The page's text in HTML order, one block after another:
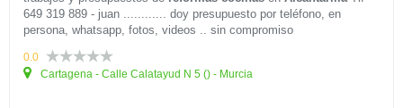
649 319 889 - juan ............ doy presupuesto por teléfono, en
persona, whatsapp, fotos, videos .. sin compromiso
0.0
Cartagena - Calle Calatayud N 5 () - Murcia